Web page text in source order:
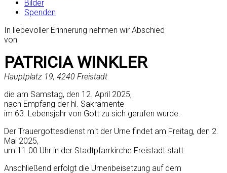
Bilder
Spenden
In liebevoller Erinnerung nehmen wir Abschied
von
PATRICIA WINKLER
Hauptplatz 19, 4240 Freistadt
die am Samstag, den 12. April 2025,
nach Empfang der hl. Sakramente
im 63. Lebensjahr von Gott zu sich gerufen wurde.
Der Trauergottesdienst mit der Urne findet am Freitag, den 2.
Mai 2025,
um 11.00 Uhr in der Stadtpfarrkirche Freistadt statt.
Anschließend erfolgt die Urnenbeisetzung auf dem